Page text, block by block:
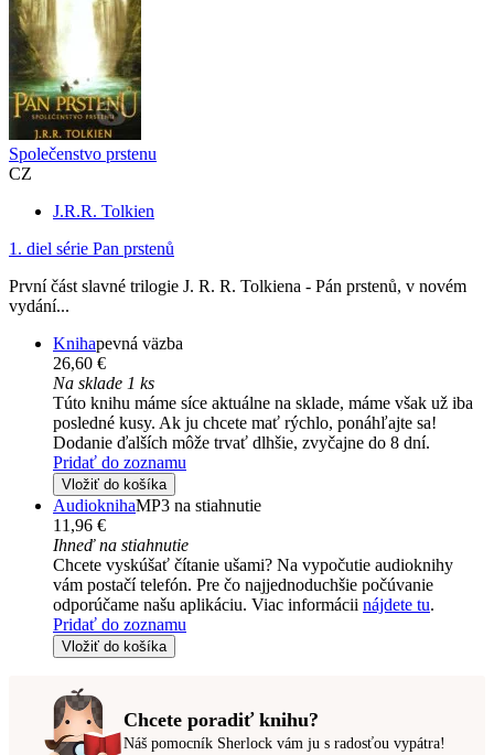
Společenstvo prstenu
CZ
J.R.R. Tolkien
1. diel série Pan prstenů
První část slavné trilogie J. R. R. Tolkiena - Pán prstenů, v novém
vydání...
Knihapevná väzba
26,60 €
Na sklade 1 ks
Túto knihu máme síce aktuálne na sklade, máme však už iba
posledné kusy. Ak ju chcete mať rýchlo, ponáhľajte sa!
Dodanie ďalších môže trvať dlhšie, zvyčajne do 8 dní.
Pridať do zoznamu
Vložiť do košíka
AudioknihaMP3 na stiahnutie
11,96 €
Ihneď na stiahnutie
Chcete vyskúšať čítanie ušami? Na vypočutie audioknihy
vám postačí telefón. Pre čo najjednoduchšie počúvanie
odporúčame našu aplikáciu. Viac informácii nájdete tu.
Pridať do zoznamu
Vložiť do košíka
Chcete poradiť knihu?
Náš pomocník Sherlock vám ju s radosťou vypátra!